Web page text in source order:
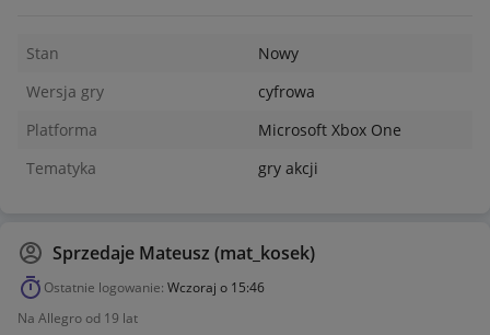
Stan
Nowy
Wersja gry
cyfrowa
Platforma
Microsoft Xbox One
Tematyka
gry akcji
Sprzedaje Mateusz (mat_kosek)
Ostatnie logowanie: Wczoraj o 15:46
Na Allegro od 19 lat